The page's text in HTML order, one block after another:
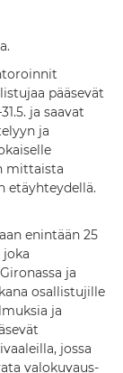
pääsevät
ja saavat
ja
mittaista
etäyhteydellä.
enintään 25
joka
ja
osallistujille
ja
jossa
valokuvaus-